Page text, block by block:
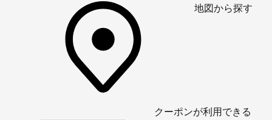
地図から探す
クーポンが利用できる